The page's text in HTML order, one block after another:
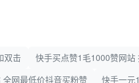
双击 快手买点赞1毛1000赞网
全网最低价抖音买粉赞 快手一元